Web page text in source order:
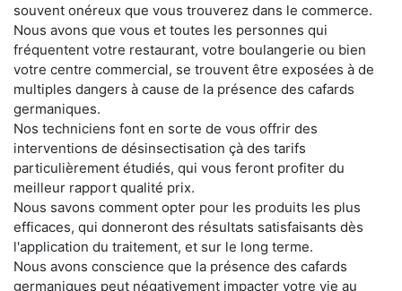
souvent onéreux que vous trouverez dans le commerce.
Nous avons que vous et toutes les personnes qui
fréquentent votre restaurant, votre boulangerie ou bien
votre centre commercial, se trouvent être exposées à de
multiples dangers à cause de la présence des cafards
germaniques.
Nos techniciens font en sorte de vous offrir des
interventions de désinsectisation çà des tarifs
particulièrement étudiés, qui vous feront profiter du
meilleur rapport qualité prix.
Nous savons comment opter pour les produits les plus
efficaces, qui donneront des résultats satisfaisants dès
l'application du traitement, et sur le long terme.
Nous avons conscience que la présence des cafards
germaniques peut négativement impacter votre vie au